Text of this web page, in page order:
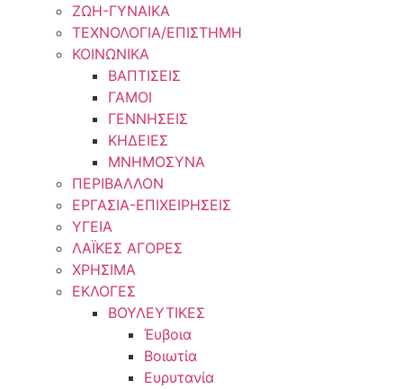
ΖΩΗ-ΓΥΝΑΙΚΑ
ΤΕΧΝΟΛΟΓΙΑ/ΕΠΙΣΤΗΜΗ
ΚΟΙΝΩΝΙΚΑ
ΒΑΠΤΙΣΕΙΣ
ΓΑΜΟΙ
ΓΕΝΝΗΣΕΙΣ
ΚΗΔΕΙΕΣ
ΜΝΗΜΟΣΥΝΑ
ΠΕΡΙΒΑΛΛΟΝ
ΕΡΓΑΣΙΑ-ΕΠΙΧΕΙΡΗΣΕΙΣ
ΥΓΕΙΑ
ΛΑΪΚΕΣ ΑΓΟΡΕΣ
ΧΡΗΣΙΜΑ
ΕΚΛΟΓΕΣ
ΒΟΥΛΕΥΤΙΚΕΣ
Έυβοια
Βοιωτία
Ευρυτανία